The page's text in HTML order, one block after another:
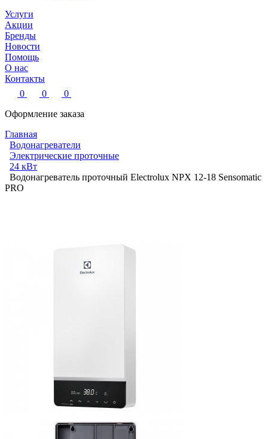
Услуги
Акции
Бренды
Новости
Помощь
О нас
Контакты
0
0
0
Оформление заказа
Главная
Водонагреватели
Электрические проточные
24 кВт
Водонагреватель проточный Electrolux NPX 12-18 Sensomatic
PRO